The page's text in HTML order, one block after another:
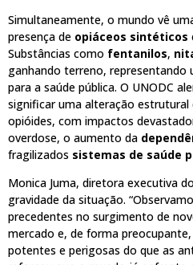
Simultaneamente, o mundo vê
presença de opiáceos sintéticos
Substâncias como fentanilos,
ganhando terreno, representando
para a saúde pública. O UNODC
significar uma alteração
opióides, com impactos
overdose, o aumento da
fragilizados sistemas de saúde
Monica Juma, diretora executiva
gravidade da situação.
precedentes no surgimento de
mercado e, de forma
potentes e perigosas do que as